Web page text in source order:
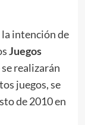
la intención de
Juegos
realizarán
juegos, se
de 2010 en